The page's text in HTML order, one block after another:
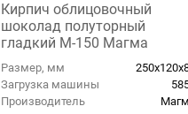
Кирпич облицовочный
шоколад полуторный
гладкий М-150 Магма
Размер, мм
Загрузка машины
Производитель